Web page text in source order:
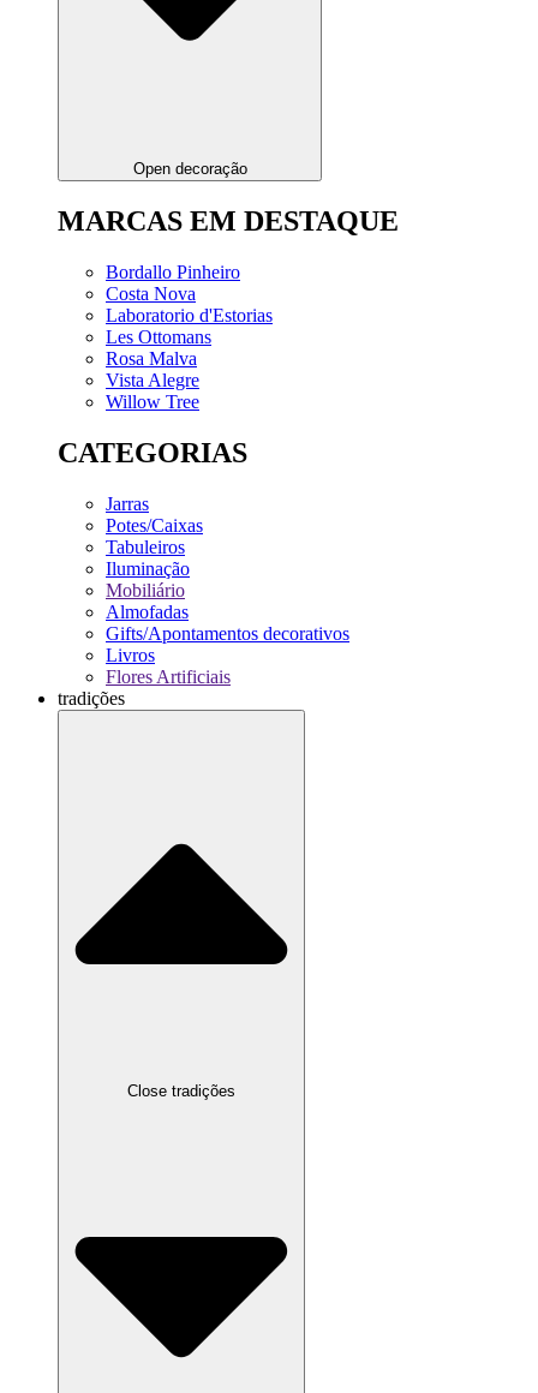
Open decoração
MARCAS EM DESTAQUE
Bordallo Pinheiro
Costa Nova
Laboratorio d'Estorias
Les Ottomans
Rosa Malva
Vista Alegre
Willow Tree
CATEGORIAS
Jarras
Potes/Caixas
Tabuleiros
Iluminação
Mobiliário
Almofadas
Gifts/Apontamentos decorativos
Livros
Flores Artificiais
tradições
Close tradições